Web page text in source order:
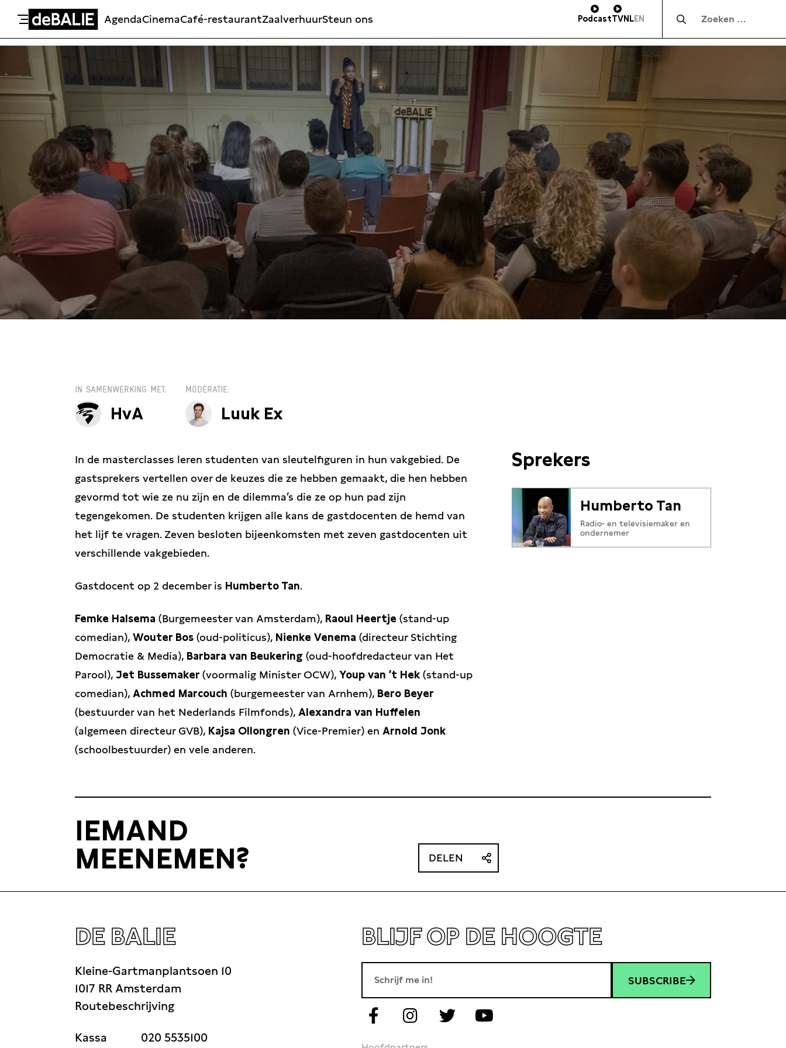
Meteen naar de content
De Balie
AgendaCinemaCafé-restaurantZaalverhuurSteun ons PodcastTVNLEN
WO 2 DECEMBER / 16:30
IN SAMENWERKING MET
HvA
MODERATIE
Luuk Ex
In de masterclasses leren studenten van sleutelfiguren in hun vakgebied. De
gastsprekers vertellen over de keuzes die ze hebben gemaakt, die hen hebben
gevormd tot wie ze nu zijn en de dilemma’s die ze op hun pad zijn
tegengekomen. De studenten krijgen alle kans de gastdocenten de hemd van
het lijf te vragen. Zeven besloten bijeenkomsten met zeven gastdocenten uit
verschillende vakgebieden.
Gastdocent op 2 december is Humberto Tan.
Femke Halsema (Burgemeester van Amsterdam), Raoul Heertje (stand-up
comedian), Wouter Bos (oud-politicus), Nienke Venema (directeur Stichting
Democratie & Media), Barbara van Beukering (oud-hoofdredacteur van Het
Parool), Jet Bussemaker (voormalig Minister OCW), Youp van ’t Hek (stand-up
comedian), Achmed Marcouch (burgemeester van Arnhem), Bero Beyer
(bestuurder van het Nederlands Filmfonds), Alexandra van Huffelen
(algemeen directeur GVB), Kajsa Ollongren (Vice-Premier) en Arnold Jonk
(schoolbestuurder) en vele anderen.
Sprekers
Humberto Tan
Radio- en televisiemaker en
ondernemer
IEMAND
MEENEMEN?
DELEN
DE BALIE
Kleine-Gartmanplantsoen 10
1017 RR Amsterdam
Routebeschrijving
Kassa 020 5535100
BLIJF OP DE HOOGTE
SUBSCRIBE